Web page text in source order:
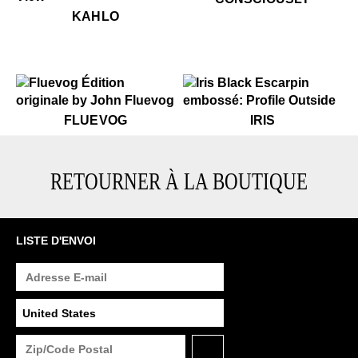
KAHLO
FluevogFLUEVOG IRIS
RETOURNER À LA BOUTIQUE
LISTE D'ENVOI